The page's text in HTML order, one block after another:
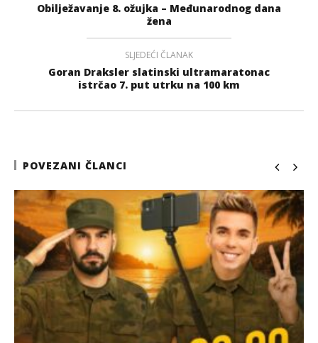
Obilježavanje 8. ožujka – Međunarodnog dana
žena
SLJEDEĆI ČLANAK
Goran Draksler slatinski ultramaratonac
istrčao 7. put utrku na 100 km
POVEZANI ČLANCI